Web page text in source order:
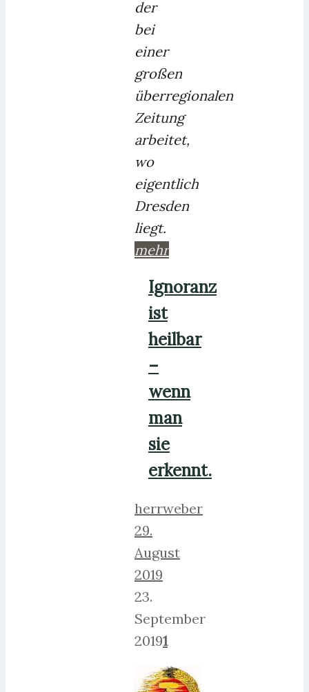
der
bei
einer
großen
überregionalen
Zeitung
arbeitet,
wo
eigentlich
Dresden
liegt.
mehr
Ignoranz
ist
heilbar
–
wenn
man
sie
erkennt.
herrweber
29.
August
2019
23.
September
20191